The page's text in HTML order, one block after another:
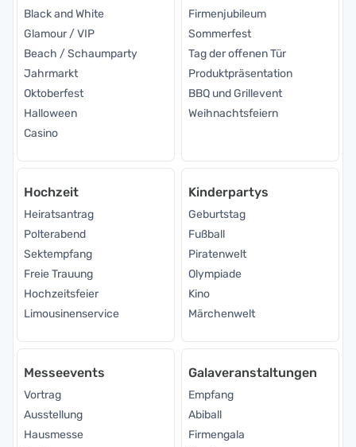
Black and White
Glamour / VIP
Beach / Schaumparty
Jahrmarkt
Oktoberfest
Halloween
Casino
Firmenjubileum
Sommerfest
Tag der offenen Tür
Produktpräsentation
BBQ und Grillevent
Weihnachtsfeiern
Hochzeit
Heiratsantrag
Polterabend
Sektempfang
Freie Trauung
Hochzeitsfeier
Limousinenservice
Kinderpartys
Geburtstag
Fußball
Piratenwelt
Olympiade
Kino
Märchenwelt
Messeevents
Vortrag
Ausstellung
Hausmesse
Galaveranstaltungen
Empfang
Abiball
Firmengala